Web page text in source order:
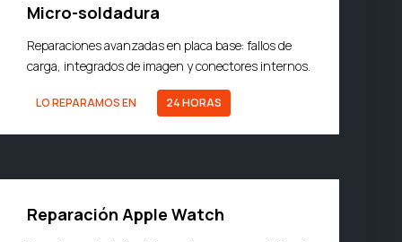
Micro-soldadura
Reparaciones avanzadas en placa base: fallos de
carga, integrados de imagen y conectores internos.
LO REPARAMOS EN 24 HORAS
Reparación Apple Watch